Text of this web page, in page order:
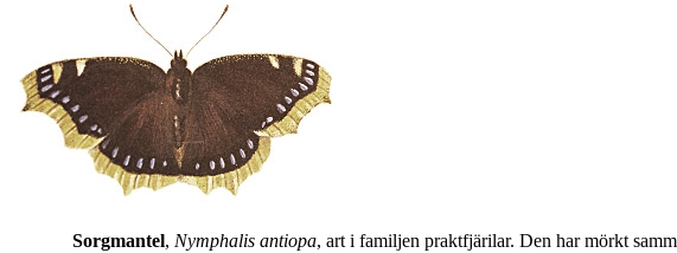
Sorgmantel, Nymphalis antiopa, art i familjen praktfjärilar. Den har mörkt